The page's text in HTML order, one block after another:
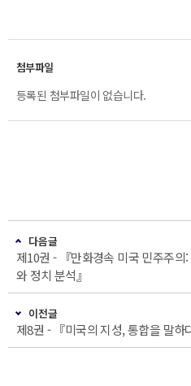
등록된 첨부파일이 없습니다.
다음글
제10권 - 『만화경속 미국 민주주의
와 정치 분석』
이전글
제8권 - 『미국의 지성, 통합을 말하